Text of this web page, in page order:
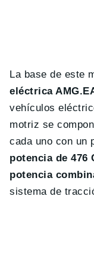
La base de este
eléctrica
vehículos
motriz se
cada uno con un
potencia de 476
potencia
sistema de